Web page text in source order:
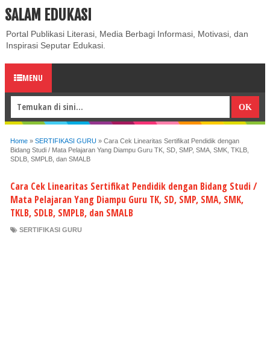
ABOUT CONTACT US
SALAM EDUKASI
Portal Publikasi Literasi, Media Berbagi Informasi, Motivasi, dan
Inspirasi Seputar Edukasi.
MENU
Home » SERTIFIKASI GURU » Cara Cek Linearitas Sertifikat Pendidik dengan
Bidang Studi / Mata Pelajaran Yang Diampu Guru TK, SD, SMP, SMA, SMK, TKLB,
SDLB, SMPLB, dan SMALB
Cara Cek Linearitas Sertifikat Pendidik dengan Bidang Studi /
Mata Pelajaran Yang Diampu Guru TK, SD, SMP, SMA, SMK,
TKLB, SDLB, SMPLB, dan SMALB
SERTIFIKASI GURU